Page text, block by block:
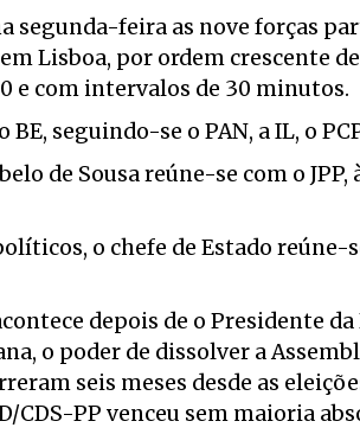
segunda-feira as nove forças
Lisboa, por ordem crescente
e com intervalos de 30 minutos.
seguindo-se o PAN, a IL, o
de Sousa reúne-se com o JPP,
o chefe de Estado reúne-
depois de o Presidente
o poder de dissolver a
seis meses desde as
CDS-PP venceu sem maioria